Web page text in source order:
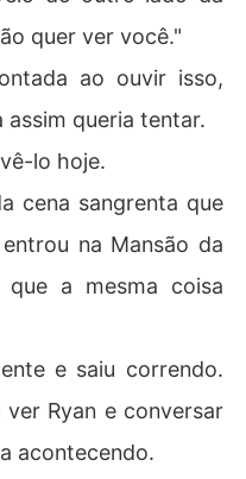
quer ver você."
ao ouvir isso,
assim queria tentar.
lo hoje.
cena sangrenta que
na Mansão da
a mesma coisa
e saiu correndo.
Ryan e conversar
acontecendo.